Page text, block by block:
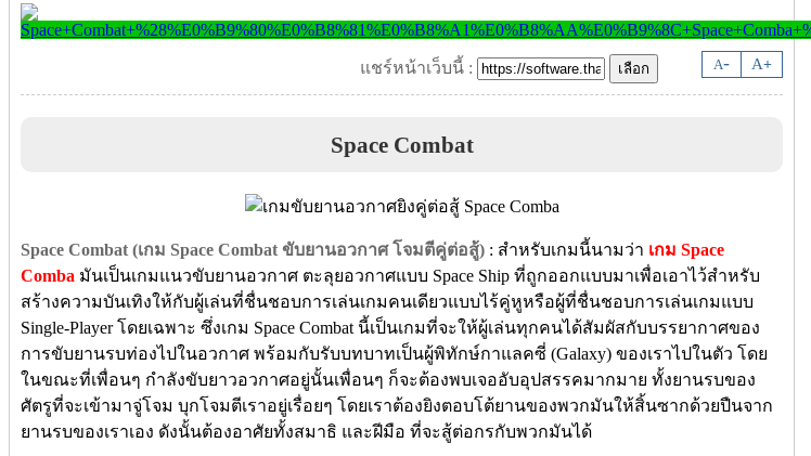
A- A+
แชร์หน้าเว็บนี้ :
Space Combat
Space Combat (เกม Space Combat ขับยานอวกาศ โจมตีคู่ต่อสู้) : สำหรับเกมนี้นามว่า เกม Space
Comba มันเป็นเกมแนวขับยานอวกาศ ตะลุยอวกาศแบบ Space Ship ที่ถูกออกแบบมาเพื่อเอาไว้สำหรับ
สร้างความบันเทิงให้กับผู้เล่นที่ชื่นชอบการเล่นเกมคนเดียวแบบไร้คู่หูหรือผู้ที่ชื่นชอบการเล่นเกมแบบ
Single-Player โดยเฉพาะ ซึ่งเกม Space Combat นี้เป็นเกมที่จะให้ผู้เล่นทุกคนได้สัมผัสกับบรรยากาศของ
การขับยานรบท่องไปในอวกาศ พร้อมกับรับบทบาทเป็นผู้พิทักษ์กาแลคซี่ (Galaxy) ของเราไปในตัว โดย
ในขณะที่เพื่อนๆ กำลังขับยาวอวกาศอยู่นั้นเพื่อนๆ ก็จะต้องพบเจออับอุปสรรคมากมาย ทั้งยานรบของ
ศัตรูที่จะเข้ามาจู่โจม บุกโจมตีเราอยู่เรื่อยๆ โดยเราต้องยิงตอบโต้ยานของพวกมันให้สิ้นซากด้วยปืนจาก
ยานรบของเราเอง ดังนั้นต้องอาศัยทั้งสมาธิ และฝีมือ ที่จะสู้ต่อกรกับพวกมันได้